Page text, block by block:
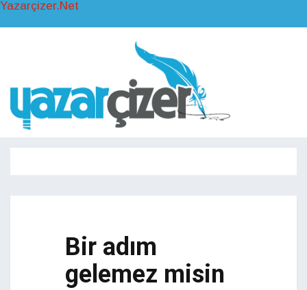
Yazarçizer.Net
Bir adım
gelemez misin